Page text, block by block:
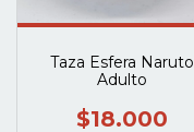
Taza Esfera Naruto
Adulto
$18.000